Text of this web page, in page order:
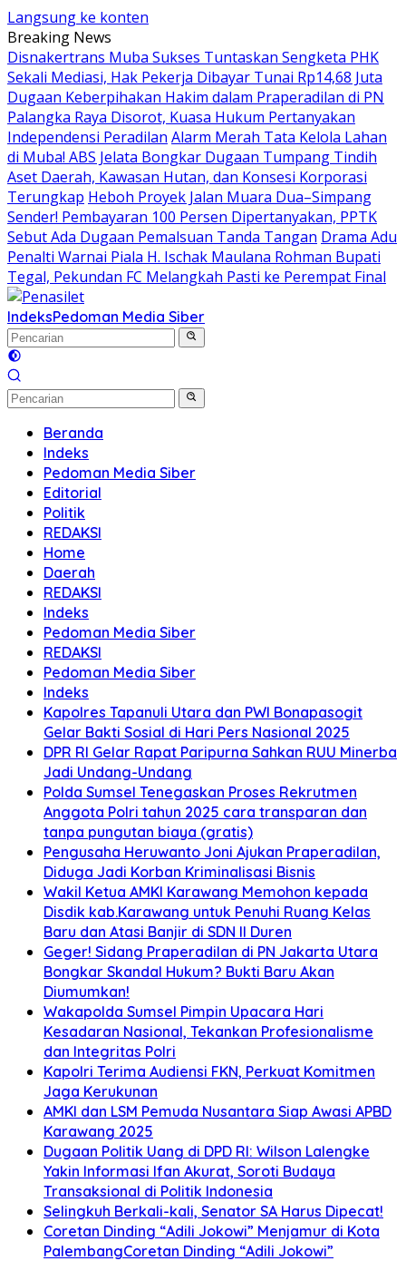
Langsung ke konten
Breaking News
Disnakertrans Muba Sukses Tuntaskan Sengketa PHK
Sekali Mediasi, Hak Pekerja Dibayar Tunai Rp14,68 Juta
Dugaan Keberpihakan Hakim dalam Praperadilan di PN
Palangka Raya Disorot, Kuasa Hukum Pertanyakan
Independensi Peradilan Alarm Merah Tata Kelola Lahan
di Muba! ABS Jelata Bongkar Dugaan Tumpang Tindih
Aset Daerah, Kawasan Hutan, dan Konsesi Korporasi
Terungkap Heboh Proyek Jalan Muara Dua–Simpang
Sender! Pembayaran 100 Persen Dipertanyakan, PPTK
Sebut Ada Dugaan Pemalsuan Tanda Tangan Drama Adu
Penalti Warnai Piala H. Ischak Maulana Rohman Bupati
Tegal, Pekundan FC Melangkah Pasti ke Perempat Final
IndeksPedoman Media Siber
Beranda
Indeks
Pedoman Media Siber
Editorial
Politik
REDAKSI
Home
Daerah
REDAKSI
Indeks
Pedoman Media Siber
REDAKSI
Pedoman Media Siber
Indeks
Kapolres Tapanuli Utara dan PWI Bonapasogit
Gelar Bakti Sosial di Hari Pers Nasional 2025
DPR RI Gelar Rapat Paripurna Sahkan RUU Minerba
Jadi Undang-Undang
Polda Sumsel Tenegaskan Proses Rekrutmen
Anggota Polri tahun 2025 cara transparan dan
tanpa pungutan biaya (gratis)
Pengusaha Heruwanto Joni Ajukan Praperadilan,
Diduga Jadi Korban Kriminalisasi Bisnis
Wakil Ketua AMKI Karawang Memohon kepada
Disdik kab.Karawang untuk Penuhi Ruang Kelas
Baru dan Atasi Banjir di SDN II Duren
Geger! Sidang Praperadilan di PN Jakarta Utara
Bongkar Skandal Hukum? Bukti Baru Akan
Diumumkan!
Wakapolda Sumsel Pimpin Upacara Hari
Kesadaran Nasional, Tekankan Profesionalisme
dan Integritas Polri
Kapolri Terima Audiensi FKN, Perkuat Komitmen
Jaga Kerukunan
AMKI dan LSM Pemuda Nusantara Siap Awasi APBD
Karawang 2025
Dugaan Politik Uang di DPD RI: Wilson Lalengke
Yakin Informasi Ifan Akurat, Soroti Budaya
Transaksional di Politik Indonesia
Selingkuh Berkali-kali, Senator SA Harus Dipecat!
Coretan Dinding “Adili Jokowi” Menjamur di Kota
PalembangCoretan Dinding “Adili Jokowi”